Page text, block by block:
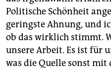
Politische Schönheit
geringste Ahnung, und
ob das wirklich stimmt.
unsere Arbeit. Es ist für
was die Quelle sonst mit